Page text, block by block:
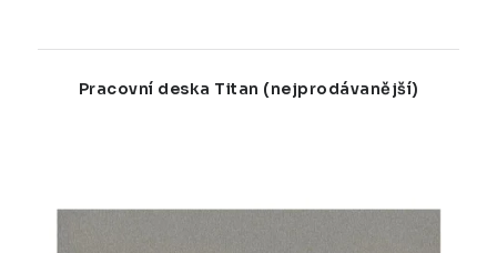
Pracovní deska Titan (nejprodávanější)